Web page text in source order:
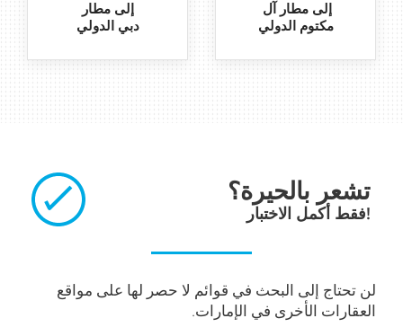
إلى مطار
دبي الدولي
إلى مطار آل
مكتوم الدولي
تشعر بالحيرة؟
فقط أكمل الاختبار!
لن تحتاج إلى البحث في قوائم لا حصر لها على مواقع
العقارات الأخرى في الإمارات.